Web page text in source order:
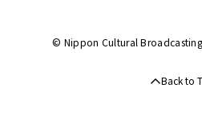
© Nippon Cultural Broadcasting
Back to